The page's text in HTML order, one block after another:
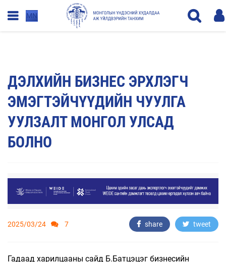
MN
ДЭЛХИЙН БИЗНЕС ЭРХЛЭГЧ
ЭМЭГТЭЙЧҮҮДИЙН ЧУУЛГА
УУЛЗАЛТ МОНГОЛ УЛСАД
БОЛНО
2025/03/24 7 share tweet
Гадаад харилцааны сайд Б.Батцэцэг бизнесийн